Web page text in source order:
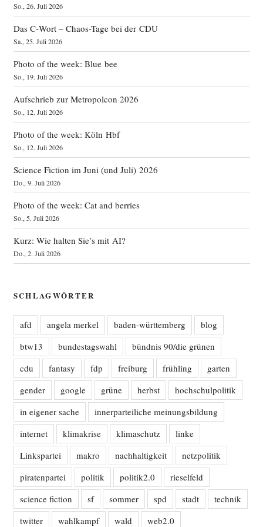
So., 26. Juli 2026
Das C‑Wort – Chaos-Tage bei der CDU
Sa., 25. Juli 2026
Photo of the week: Blue bee
So., 19. Juli 2026
Aufschrieb zur Metropolcon 2026
So., 12. Juli 2026
Photo of the week: Köln Hbf
So., 12. Juli 2026
Science Fiction im Juni (und Juli) 2026
Do., 9. Juli 2026
Photo of the week: Cat and berries
So., 5. Juli 2026
Kurz: Wie halten Sie’s mit AI?
Do., 2. Juli 2026
SCHLAGWÖRTER
afd angela merkel baden-württemberg
blog
btw13
bundestagswahl
bündnis 90/die grünen
cdu
fantasy fdp freiburg frühling
garten
gender
google grüne herbst
hochschulpolitik
in eigener sache
innerparteiliche meinungsbildung
internet
klimakrise klimaschutz
linke
Linkspartei
makro nachhaltigkeit
netzpolitik
piratenpartei
politik politik2.0
rieselfeld
science fiction
sf sommer spd stadt
technik
twitter
wahlkampf wald
web2.0